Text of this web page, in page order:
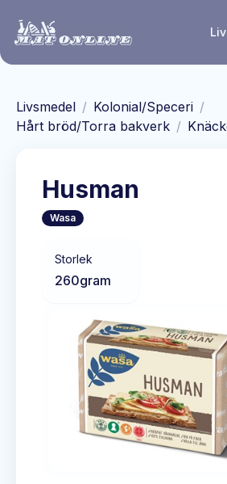
Livsmedel / Kolonial/Speceri /
Hårt bröd/Torra bakverk /
Husman
Wasa
Storlek
260gram